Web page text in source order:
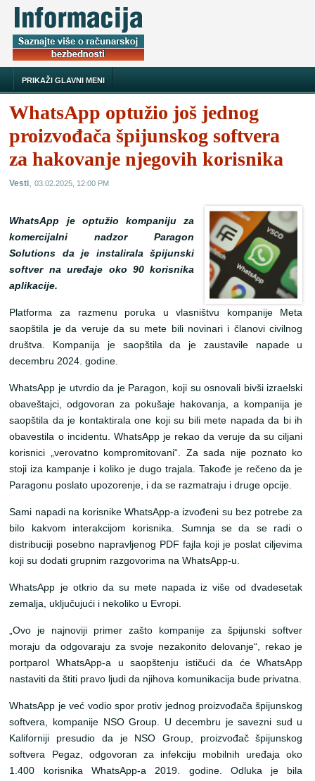
PRIKAŽI GLAVNI MENI
WhatsApp optužio još jednog
proizvođača špijunskog softvera
za hakovanje njegovih korisnika
Vesti,03.02.2025, 12:00 PM
WhatsApp je optužio kompaniju za
komercijalni nadzor Paragon
Solutions da je instalirala špijunski
softver na uređaje oko 90 korisnika
aplikacije.
Platforma za razmenu poruka u vlasništvu kompanije Meta
saopštila je da veruje da su mete bili novinari i članovi civilnog
društva. Kompanija je saopštila da je zaustavile napade u
decembru 2024. godine.
WhatsApp je utvrdio da je Paragon, koji su osnovali bivši izraelski
obaveštajci, odgovoran za pokušaje hakovanja, a kompanija je
saopštila da je kontaktirala one koji su bili mete napada da bi ih
obavestila o incidentu. WhatsApp je rekao da veruje da su ciljani
korisnici „verovatno kompromitovani“. Za sada nije poznato ko
stoji iza kampanje i koliko je dugo trajala. Takođe je rečeno da je
Paragonu poslato upozorenje, i da se razmatraju i druge opcije.
Sami napadi na korisnike WhatsApp-a izvođeni su bez potrebe za
bilo kakvom interakcijom korisnika. Sumnja se da se radi o
distribuciji posebno napravljenog PDF fajla koji je poslat ciljevima
koji su dodati grupnim razgovorima na WhatsApp-u.
WhatsApp je otkrio da su mete napada iz više od dvadesetak
zemalja, uključujući i nekoliko u Evropi.
„Ovo je najnoviji primer zašto kompanije za špijunski softver
moraju da odgovaraju za svoje nezakonito delovanje“, rekao je
portparol WhatsApp-a u saopštenju ističući da će WhatsApp
nastaviti da štiti pravo ljudi da njihova komunikacija bude privatna.
WhatsApp je već vodio spor protiv jednog proizvođača špijunskog
softvera, kompanije NSO Group. U decembru je savezni sud u
Kaliforniji presudio da je NSO Group, proizvođač špijunskog
softvera Pegaz, odgovoran za infekciju mobilnih uređaja oko
1.400 korisnika WhatsApp-a 2019. godine. Odluka je bila